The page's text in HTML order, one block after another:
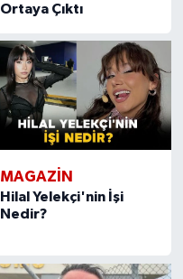
Ortaya Çıktı
MAGAZIN
Hilal Yelekçi'nin İşi
Nedir?